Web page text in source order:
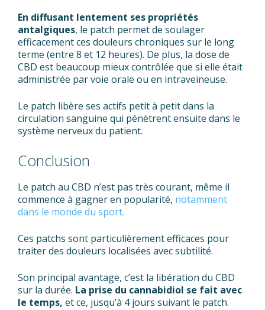
En diffusant lentement ses propriétés
antalgiques, le patch permet de soulager
efficacement ces douleurs chroniques sur le long
terme (entre 8 et 12 heures). De plus, la dose de
CBD est beaucoup mieux contrôlée que si elle était
administrée par voie orale ou en intraveineuse.
Le patch libère ses actifs petit à petit dans la
circulation sanguine qui pénètrent ensuite dans le
système nerveux du patient.
Conclusion
Le patch au CBD n’est pas très courant, même il
commence à gagner en popularité, notamment
dans le monde du sport.
Ces patchs sont particulièrement efficaces pour
traiter des douleurs localisées avec subtilité.
Son principal avantage, c’est la libération du CBD
sur la durée. La prise du cannabidiol se fait avec
le temps, et ce, jusqu’à 4 jours suivant le patch.